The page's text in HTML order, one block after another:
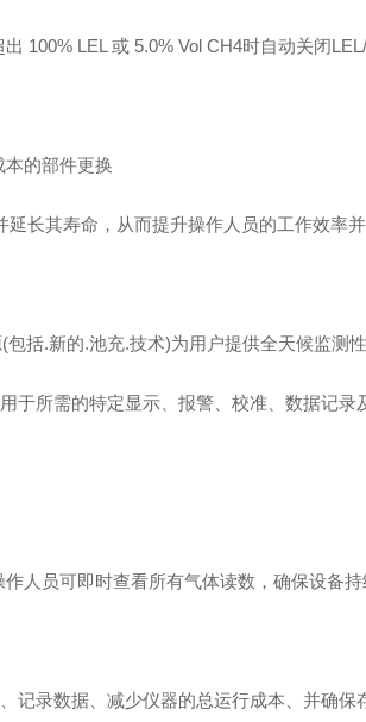
100% LEL 或 5.0% Vol CH4时自动关闭
本的部件更换
长其寿命，从而提升操作人员的工作效率
括.新的.池充.技术)为用户提供全天候监测
于所需的特定显示、报警、校准、数据记录
人员可即时查看所有气体读数，确保设备持
记录数据、减少仪器的总运行成本、并确保